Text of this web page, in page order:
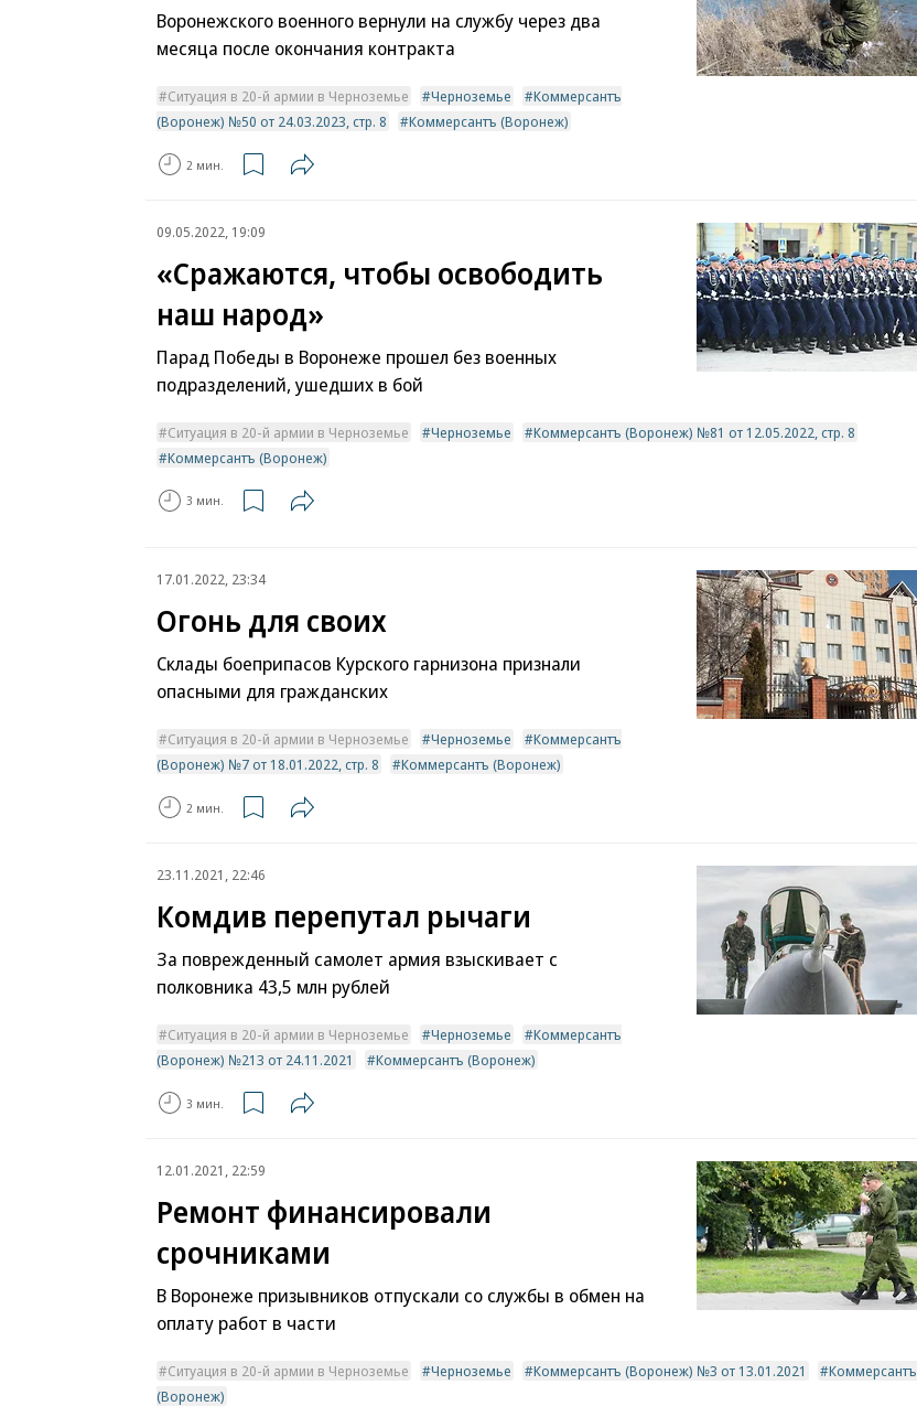
Воронежского военного вернули на службу через два
месяца после окончания контракта
Ситуация в 20-й армии в Черноземье Черноземье
Коммерсантъ
(Воронеж) №50 от 24.03.2023, стр. 8
Коммерсантъ (Воронеж)
2 мин.
09.05.2022, 19:09
«Сражаются, чтобы освободить
наш народ»
Парад Победы в Воронеже прошел без военных
подразделений, ушедших в бой
Ситуация в 20-й армии в Черноземье Черноземье
Коммерсантъ (Воронеж) №81 от 12.05.2022, стр. 8
Коммерсантъ (Воронеж)
3 мин.
17.01.2022, 23:34
Огонь для своих
Склады боеприпасов Курского гарнизона признали
опасными для гражданских
Ситуация в 20-й армии в Черноземье Черноземье
Коммерсантъ
(Воронеж) №7 от 18.01.2022, стр. 8
Коммерсантъ (Воронеж)
2 мин.
23.11.2021, 22:46
Комдив перепутал рычаги
За поврежденный самолет армия взыскивает с
полковника 43,5 млн рублей
Ситуация в 20-й армии в Черноземье Черноземье
Коммерсантъ
(Воронеж) №213 от 24.11.2021
Коммерсантъ (Воронеж)
3 мин.
12.01.2021, 22:59
Ремонт финансировали
срочниками
В Воронеже призывников отпускали со службы в обмен на
оплату работ в части
Ситуация в 20-й армии в Черноземье Черноземье Коммерсантъ (Воронеж) №3 от 13.01.2021
Коммерсантъ
(Воронеж)